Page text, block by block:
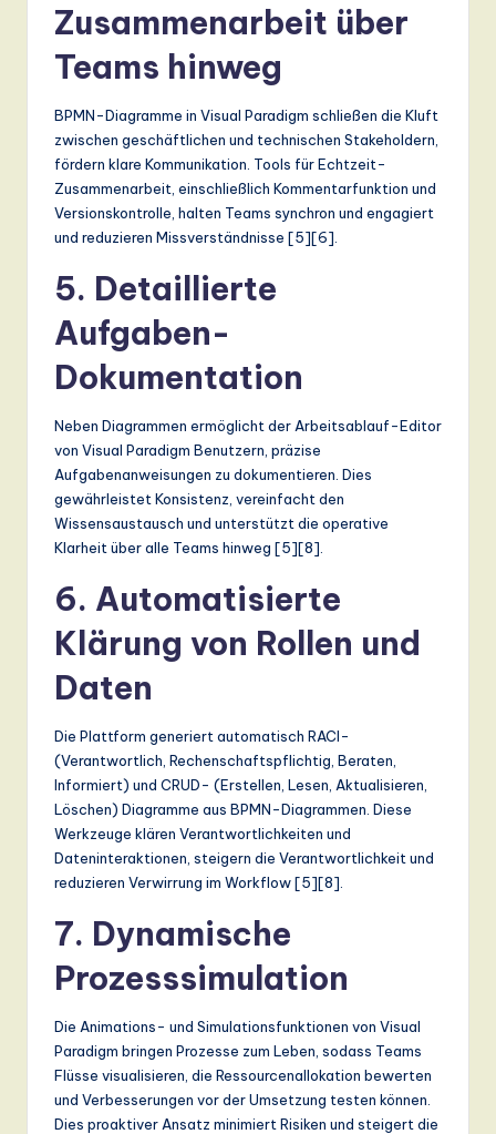
ti
Zusammenarbeit über
Teams hinweg
BPMN-Diagramme in Visual Paradigm schließen die Kluft
zwischen geschäftlichen und technischen Stakeholdern,
fördern klare Kommunikation. Tools für Echtzeit-
Zusammenarbeit, einschließlich Kommentarfunktion und
Versionskontrolle, halten Teams synchron und engagiert
und reduzieren Missverständnisse [5][6].
5. Detaillierte
Aufgaben-
Dokumentation
Neben Diagrammen ermöglicht der Arbeitsablauf-Editor
von Visual Paradigm Benutzern, präzise
Aufgabenanweisungen zu dokumentieren. Dies
gewährleistet Konsistenz, vereinfacht den
Wissensaustausch und unterstützt die operative
Klarheit über alle Teams hinweg [5][8].
6. Automatisierte
Klärung von Rollen und
Daten
Die Plattform generiert automatisch RACI-
(Verantwortlich, Rechenschaftspflichtig, Beraten,
Informiert) und CRUD- (Erstellen, Lesen, Aktualisieren,
Löschen) Diagramme aus BPMN-Diagrammen. Diese
Werkzeuge klären Verantwortlichkeiten und
Dateninteraktionen, steigern die Verantwortlichkeit und
reduzieren Verwirrung im Workflow [5][8].
7. Dynamische
Prozesssimulation
Die Animations- und Simulationsfunktionen von Visual
Paradigm bringen Prozesse zum Leben, sodass Teams
Flüsse visualisieren, die Ressourcenallokation bewerten
und Verbesserungen vor der Umsetzung testen können.
Dies proaktiver Ansatz minimiert Risiken und steigert die